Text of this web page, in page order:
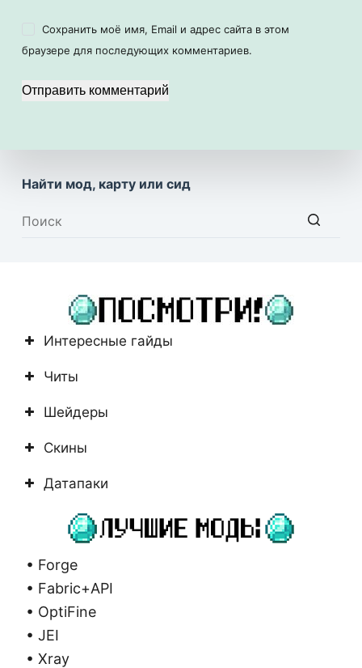
Сохранить моё имя, Email и адрес сайта в этом
браузере для последующих комментариев.
Отправить комментарий
Найти мод, карту или сид
Интересные гайды
Читы
Шейдеры
Скины
Датапаки
• Forge
• Fabric+API
• OptiFine
• JEI
• Xray